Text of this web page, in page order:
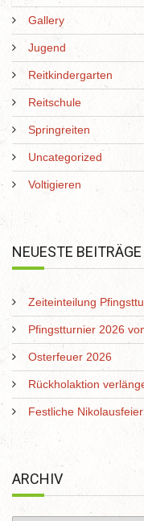
Gallery
Jugend
Reitkindergarten
Reitschule
Springreiten
Uncategorized
Voltigieren
NEUESTE BEITRÄGE
Zeiteinteilung
Pfingstturnier 2026
Osterfeuer 2026
Rückholaktion
Festliche
ARCHIV